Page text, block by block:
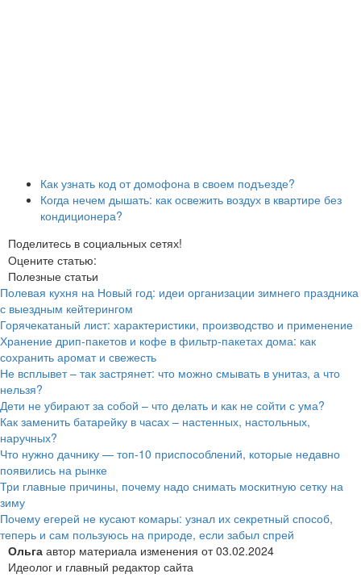
Как узнать код от домофона в своем подъезде?
Когда нечем дышать: как освежить воздух в квартире без
кондиционера?
Поделитесь в социальных сетях!
Оцените статью:
Полезные статьи
Полевая кухня на Новый год: идеи организации зимнего праздника
с выездным кейтерингом
Горячекатаный лист: характеристики, производство и применение
Хранение дрип-пакетов и кофе в фильтр-пакетах дома: как
сохранить аромат и свежесть
Не всплывет – так застрянет: что можно смывать в унитаз, а что
нельзя?
Дети не убирают за собой – что делать и как не сойти с ума?
Как заменить батарейку в часах – настенных, настольных,
наручных?
Что нужно дачнику — топ-10 приспособлений, которые недавно
появились на рынке
Три главные причины, почему надо снимать москитную сетку на
зиму
Почему егерей не кусают комары: узнал их секретный способ,
теперь и сам пользуюсь на природе, если забыл спрей
Ольга автор материала изменения от03.02.2024
Идеолог и главный редактор сайта